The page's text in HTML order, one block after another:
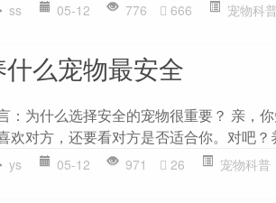
ss 05-12 776 666 宠物科普
什么宠物最安全
：为什么选择安全的宠物很重要？ 亲，
欢对方，还要看对方是否适合你。对吧？
ys 05-12 971 26 宠物科普